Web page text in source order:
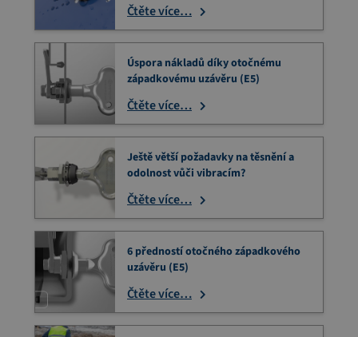
Čtěte více…
Úspora nákladů díky otočnému
západkovému uzávěru (E5)
Čtěte více…
Ještě větší požadavky na těsnění a
odolnost vůči vibracím?
Čtěte více…
6 předností otočného západkového
uzávěru (E5)
Čtěte více…